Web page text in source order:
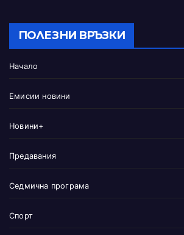
ПОЛЕЗНИ ВРЪЗКИ
Начало
Емисии новини
Новини+
Предавания
Седмична програма
Спорт